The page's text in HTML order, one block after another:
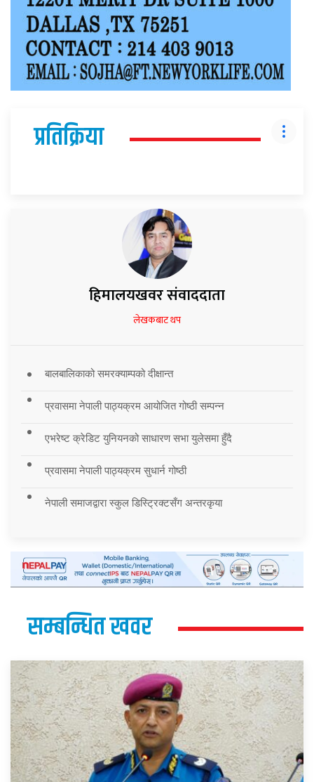
प्रतिक्रिया
हिमालयखवर संवाददाता
लेखकबाट थप
बालबालिकाको समरक्याम्पको दीक्षान्त
प्रवासमा नेपाली पाठ्यक्रम आयोजित गोष्ठी सम्पन्न
एभरेष्ट क्रेडिट युनियनको साधारण सभा युलेसमा हुँदै
प्रवासमा नेपाली पाठ्यक्रम सुधार्न गोष्ठी
नेपाली समाजद्वारा स्कुल डिस्ट्रिक्टसँग अन्तरकृया
सम्बन्धित खवर